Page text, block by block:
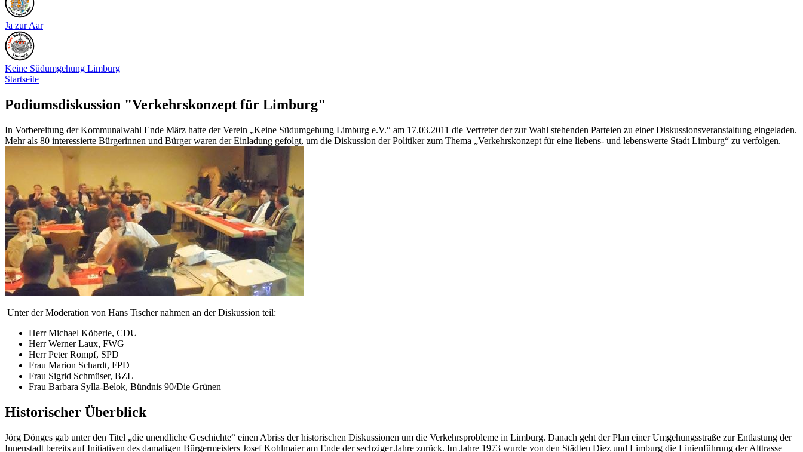
Ja zur Aar
Keine Südumgehung Limburg
Startseite
Podiumsdiskussion "Verkehrskonzept für Limburg"
In Vorbereitung der Kommunalwahl Ende März hatte der Verein „Keine Südumgehung Limburg e.V.“ am 17.03.2011 die Vertreter der zur Wahl stehenden Parteien zu einer Diskussionsveranstaltung eingeladen.
Mehr als 80 interessierte Bürgerinnen und Bürger waren der Einladung gefolgt, um die Diskussion der Politiker zum Thema „Verkehrskonzept für eine liebens- und lebenswerte Stadt Limburg“ zu verfolgen.
Unter der Moderation von Hans Tischer nahmen an der Diskussion teil:
Herr Michael Köberle, CDU
Herr Werner Laux, FWG
Herr Peter Rompf, SPD
Frau Marion Schardt, FPD
Frau Sigrid Schmüser, BZL
Frau Barbara Sylla-Belok, Bündnis 90/Die Grünen
Historischer Überblick
Jörg Dönges gab unter den Titel „die unendliche Geschichte“ einen Abriss der historischen Diskussionen um die Verkehrsprobleme in Limburg. Danach geht der Plan einer Umgehungsstraße zur Entlastung der
Innenstadt bereits auf Initiativen des damaligen Bürgermeisters Josef Kohlmaier am Ende der sechziger Jahre zurück. Im Jahre 1973 wurde von den Städten Diez und Limburg die Linienführung der Alttrasse